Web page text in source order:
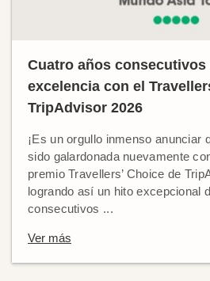
Cuatro años consecutivos
excelencia con el
TripAdvisor 2026
¡Es un orgullo inmenso anunciar
sido galardonada nuevamente
premio Travellers’ Choice de
logrando así un hito excepcional
consecutivos ...
Ver más